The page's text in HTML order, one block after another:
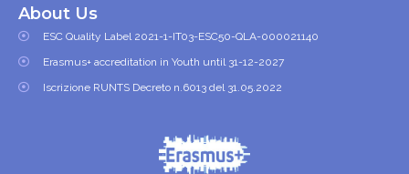
About Us
ESC Quality Label 2021-1-IT03-ESC50-QLA-000021140
Erasmus+ accreditation in Youth until 31-12-2027
Iscrizione RUNTS Decreto n.6013 del 31.05.2022